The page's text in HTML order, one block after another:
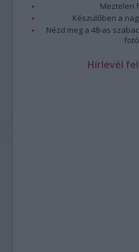
Meztelen
Készülőben a
Nézd meg a 48-as
Hírlevél